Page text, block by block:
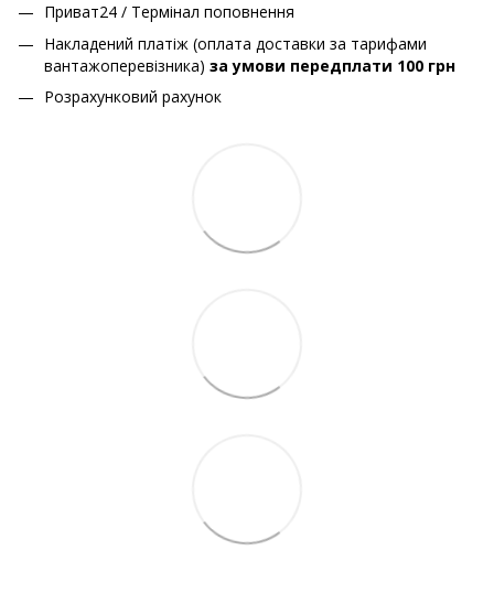
Приват24 / Термінал поповнення
Накладений платіж (оплата доставки за тарифами
вантажоперевізника) за умови передплати 100 грн
Розрахунковий рахунок